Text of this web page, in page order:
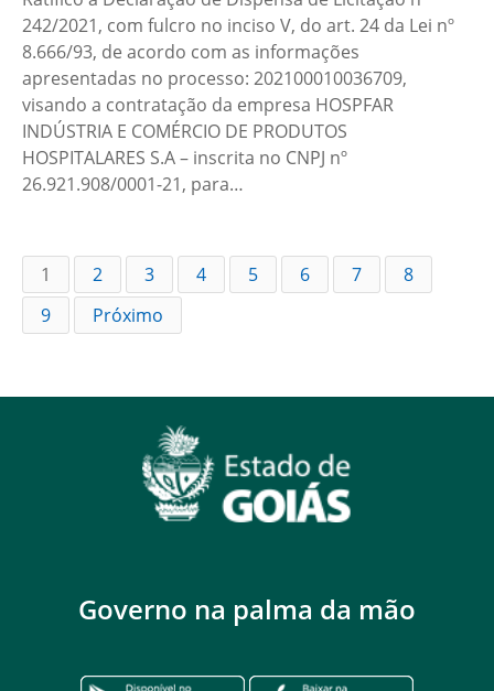
242/2021, com fulcro no inciso V, do art. 24 da Lei nº
8.666/93, de acordo com as informações
apresentadas no processo: 202100010036709,
visando a contratação da empresa HOSPFAR
INDÚSTRIA E COMÉRCIO DE PRODUTOS
HOSPITALARES S.A – inscrita no CNPJ nº
26.921.908/0001-21, para…
1 2 3 4 5 6 7
8
9
Próximo
Governo na palma da mão